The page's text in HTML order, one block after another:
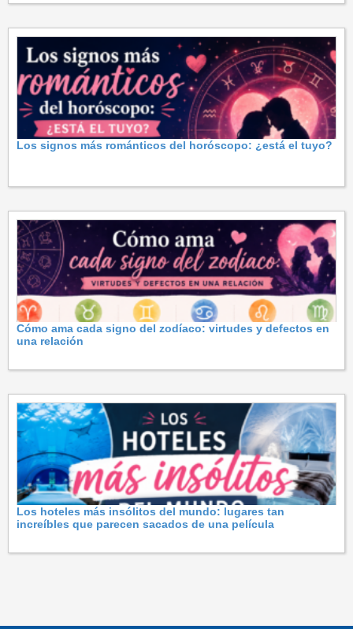
Los signos más románticos del horóscopo: ¿está el tuyo?
Cómo ama cada signo del zodíaco: virtudes y defectos en
una relación
Los hoteles más insólitos del mundo: lugares tan
increíbles que parecen sacados de una película